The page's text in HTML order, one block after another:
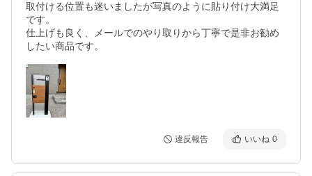
取付ける位置も迷いましたが写真のように貼り付け大満足
です。
仕上げも良く、メールでのやり取りから丁寧で是非お勧め
したい商品です。
違反報告 いいね 0